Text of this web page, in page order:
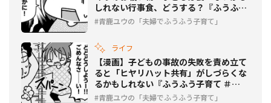
しれない行事食、どうする？『ふうふう
子育て ＃113』
青鹿ユウの「夫婦でふうふう子育て」
ライフ
【漫画】子どもの事故の失敗を責め立て
ると「ヒヤリハット共有」がしづらくな
るかもしれない『ふうふう子育て ＃
112』
青鹿ユウの「夫婦でふうふう子育て」